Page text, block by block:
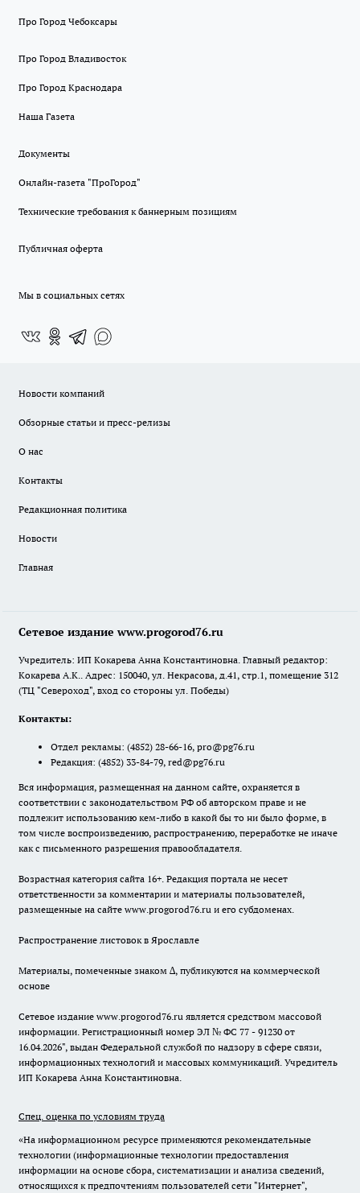
Про Город Чебоксары
Про Город Владивосток
Про Город Краснодара
Наша Газета
Документы
Онлайн-газета "ПроГород"
Технические требования к баннерным позициям
Публичная оферта
Мы в социальных сетях
Новости компаний
Обзорные статьи и пресс-релизы
О нас
Контакты
Редакционная политика
Новости
Главная
Сетевое издание www.progorod76.ru
Учредитель: ИП Кокарева Анна Константиновна. Главный редактор:
Кокарева А.К.. Адрес: 150040, ул. Некрасова, д.41, стр.1, помещение 312
(ТЦ "Североход", вход со стороны ул. Победы)
Контакты:
Отдел рекламы: (4852) 28-66-16, pro@pg76.ru
Редакция: (4852) 33-84-79, red@pg76.ru
Вся информация, размещенная на данном сайте, охраняется в
соответствии с законодательством РФ об авторском праве и не
подлежит использованию кем-либо в какой бы то ни было форме, в
том числе воспроизведению, распространению, переработке не иначе
как с письменного разрешения правообладателя.
Возрастная категория сайта 16+. Редакция портала не несет
ответственности за комментарии и материалы пользователей,
размещенные на сайте www.progorod76.ru и его субдоменах.
Распространение листовок в Ярославле
Материалы, помеченные знаком ∆, публикуются на коммерческой
основе
Сетевое издание www.progorod76.ru является средством массовой
информации. Регистрационный номер ЭЛ № ФС 77 - 91230 от
16.04.2026", выдан Федеральной службой по надзору в сфере связи,
информационных технологий и массовых коммуникаций. Учредитель
ИП Кокарева Анна Константиновна.
Спец. оценка по условиям труда
«На информационном ресурсе применяются рекомендательные
технологии (информационные технологии предоставления
информации на основе сбора, систематизации и анализа сведений,
относящихся к предпочтениям пользователей сети "Интернет",